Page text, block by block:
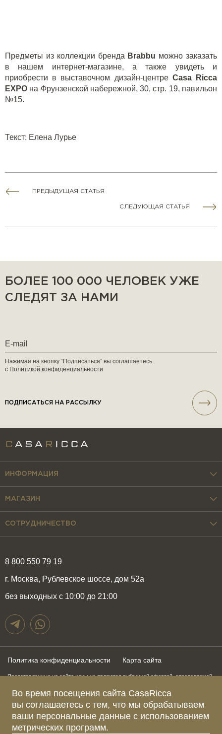
Предметы из коллекции бренда Brabbu можно заказать
в нашем интернет-магазине, а также увидеть и
приобрести в выставочном дизайн-центре Casa
Ricca
EXPO на Фрунзенской набережной, 30, стр. 19, павильон
№15.
Текст: Елена Лурье
ПРЕДЫДУЩАЯ СТАТЬЯ
СЛЕДУЮЩАЯ СТАТЬЯ
Во время посещения сайта CasaRicca
вы соглашаетесь с тем, что мы обрабатываем
ваши персональные данные с использованием
метрических программ.
БОЛЕЕ 100 000 ЧЕЛОВЕК УЖЕ
СЛЕДЯТ ЗА НАМИ
Нажимая на кнопку “Подписаться” вы соглашаетесь
с Политикой конфиденциальности
ПОДПИСАТЬСЯ НА РАССЫЛКУ
8 800 550 79 19
г. Москва, Рублевское шоссе, дом 52а
без выходных с 10:00 до 21:00
ИНФОРМАЦИЯ
МАГАЗИН
СОТРУДНИЧЕСТВО
Политика конфиденциальности Карта сайта
Представленные на сайте цены не являются публичной офертой, определяемой
быть изменены в любое время без предупреждения. Для получения актуальной и
подробной информации о стоимости, сроках и условиях поставки просьба
обращаться к менеджерам по указанным выше телефонам
Зарегистрированное название компании